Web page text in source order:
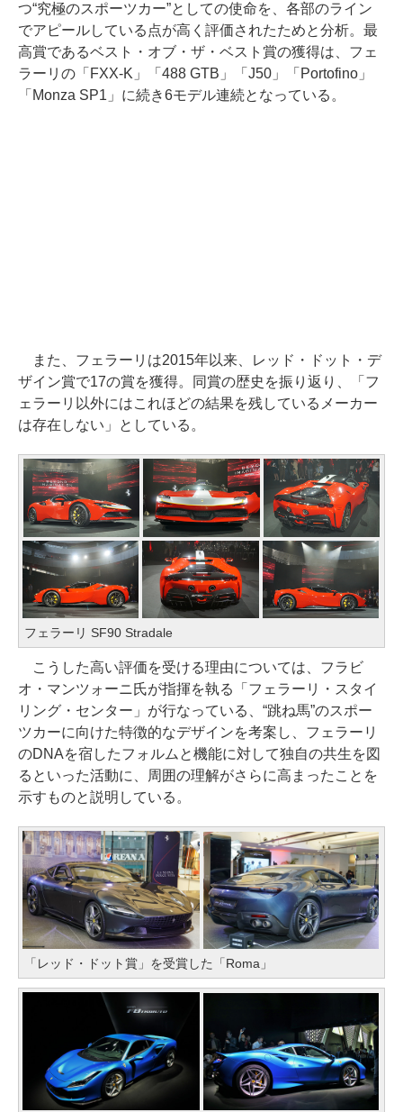
つ“究極のスポーツカー”としての使命を、各部のライン
でアピールしている点が高く評価されたためと分析。最
高賞であるベスト・オブ・ザ・ベスト賞の獲得は、フェ
ラーリの「FXX-K」「488 GTB」「J50」「Portofino」
「Monza SP1」に続き6モデル連続となっている。
また、フェラーリは2015年以来、レッド・ドット・デ
ザイン賞で17の賞を獲得。同賞の歴史を振り返り、「フ
ェラーリ以外にはこれほどの結果を残しているメーカー
は存在しない」としている。
フェラーリ SF90 Stradale
こうした高い評価を受ける理由については、フラビ
オ・マンツォーニ氏が指揮を執る「フェラーリ・スタイ
リング・センター」が行なっている、“跳ね馬”のスポー
ツカーに向けた特徴的なデザインを考案し、フェラーリ
のDNAを宿したフォルムと機能に対して独自の共生を図
るといった活動に、周囲の理解がさらに高まったことを
示すものと説明している。
「レッド・ドット賞」を受賞した「Roma」